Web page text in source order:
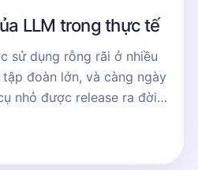
LLM trong thực tế
sử dụng rỗng rãi ở nhiều
đoàn lớn, và càng ngày
nhỏ được release ra đời
đề hằng ngày phát...